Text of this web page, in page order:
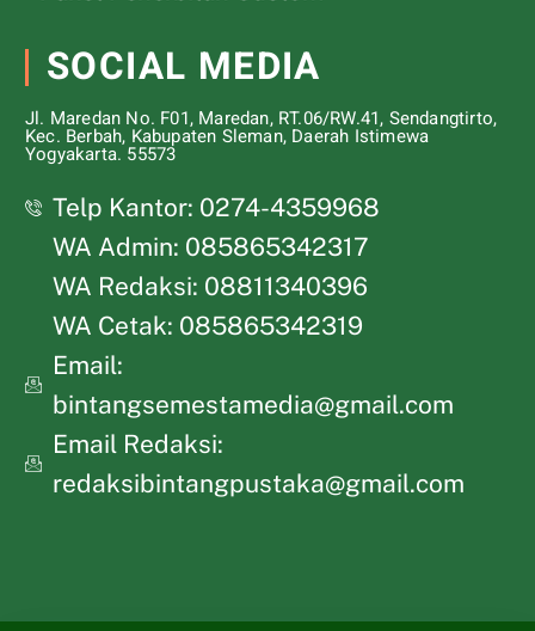
SOCIAL MEDIA
Jl. Maredan No. F01, Maredan, RT.06/RW.41, Sendangtirto,
Kec. Berbah, Kabupaten Sleman, Daerah Istimewa
Yogyakarta. 55573
Telp Kantor: 0274-4359968
WA Admin: 085865342317
WA Redaksi: 08811340396
WA Cetak: 085865342319
Email:
bintangsemestamedia@gmail.com
Email Redaksi:
redaksibintangpustaka@gmail.com